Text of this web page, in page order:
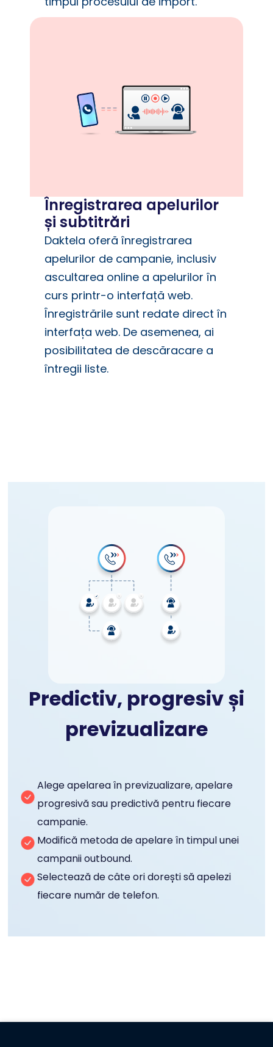
Înregistrarea apelurilor
și subtitrări
Daktela oferă înregistrarea
apelurilor de campanie, inclusiv
ascultarea online a apelurilor în
curs printr-o interfață web.
Înregistrările sunt redate direct în
interfața web. De asemenea, ai
posibilitatea de descăracare a
întregii liste.
Predictiv, progresiv și
previzualizare
Alege apelarea în previzualizare, apelare
progresivă sau predictivă pentru fiecare
campanie.
Modifică metoda de apelare în timpul unei
campanii outbound.
Selectează de câte ori dorești să apelezi
fiecare număr de telefon.